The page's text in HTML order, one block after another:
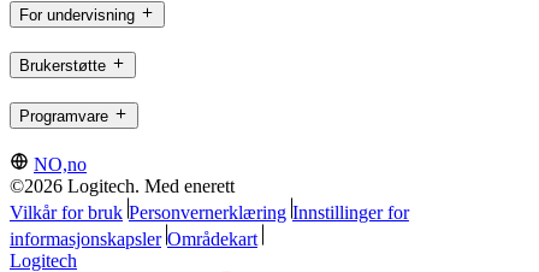
For undervisning
Brukerstøtte
Programvare
NO,no
©2026 Logitech. Med enerett
Vilkår for bruk Personvernerklæring Innstillinger for
informasjonskapsler Områdekart
Logitech